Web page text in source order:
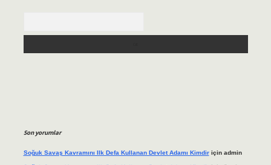
Son yorumlar
Soğuk Savaş Kavramını Ilk Defa Kullanan Devlet Adamı Kimdiriçin admin